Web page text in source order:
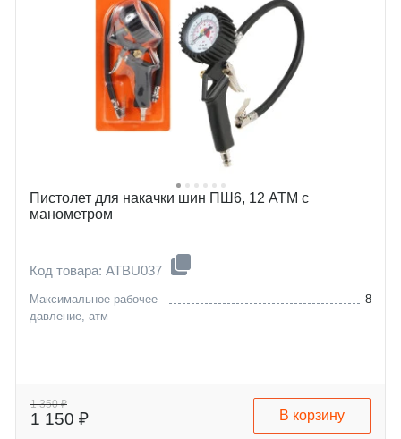
Пистолет для накачки шин ПШ6, 12 АТМ с
манометром
Код товара: ATBU037
Максимальное рабочее
давление, атм
8
1 350 ₽
1 150 ₽ В корзину